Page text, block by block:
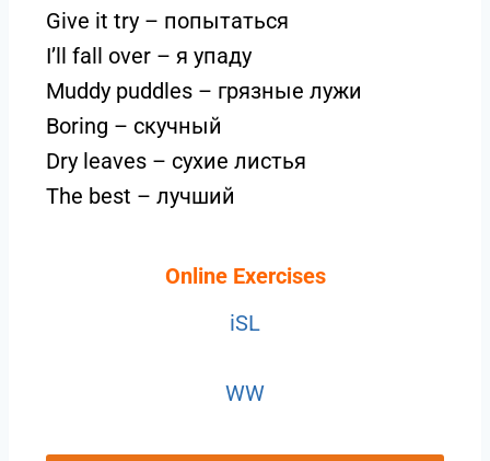
Give it try – попытаться
I’ll fall over – я упаду
Muddy puddles – грязные лужи
Boring – скучный
Dry leaves – сухие листья
The best – лучший
Online Exercises
iSL
WW